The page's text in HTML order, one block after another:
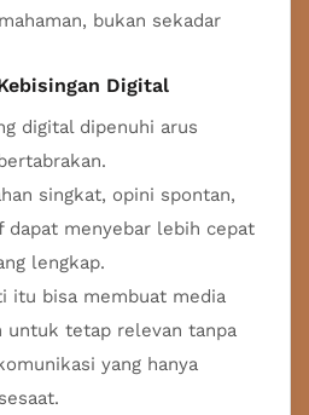
bukan sekadar
Digital
digital dipenuhi arus
singkat, opini spontan,
dapat menyebar lebih cepat
lengkap.
itu bisa membuat media
untuk tetap relevan tanpa
yang hanya